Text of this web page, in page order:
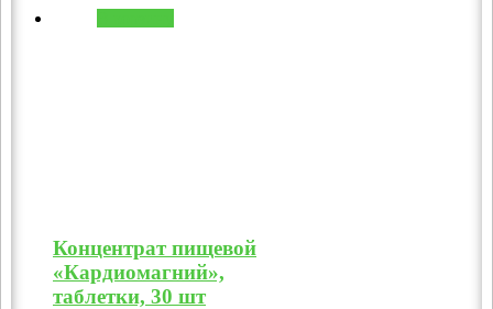
Концентрат пищевой
«Кардиомагний»,
таблетки, 30 шт